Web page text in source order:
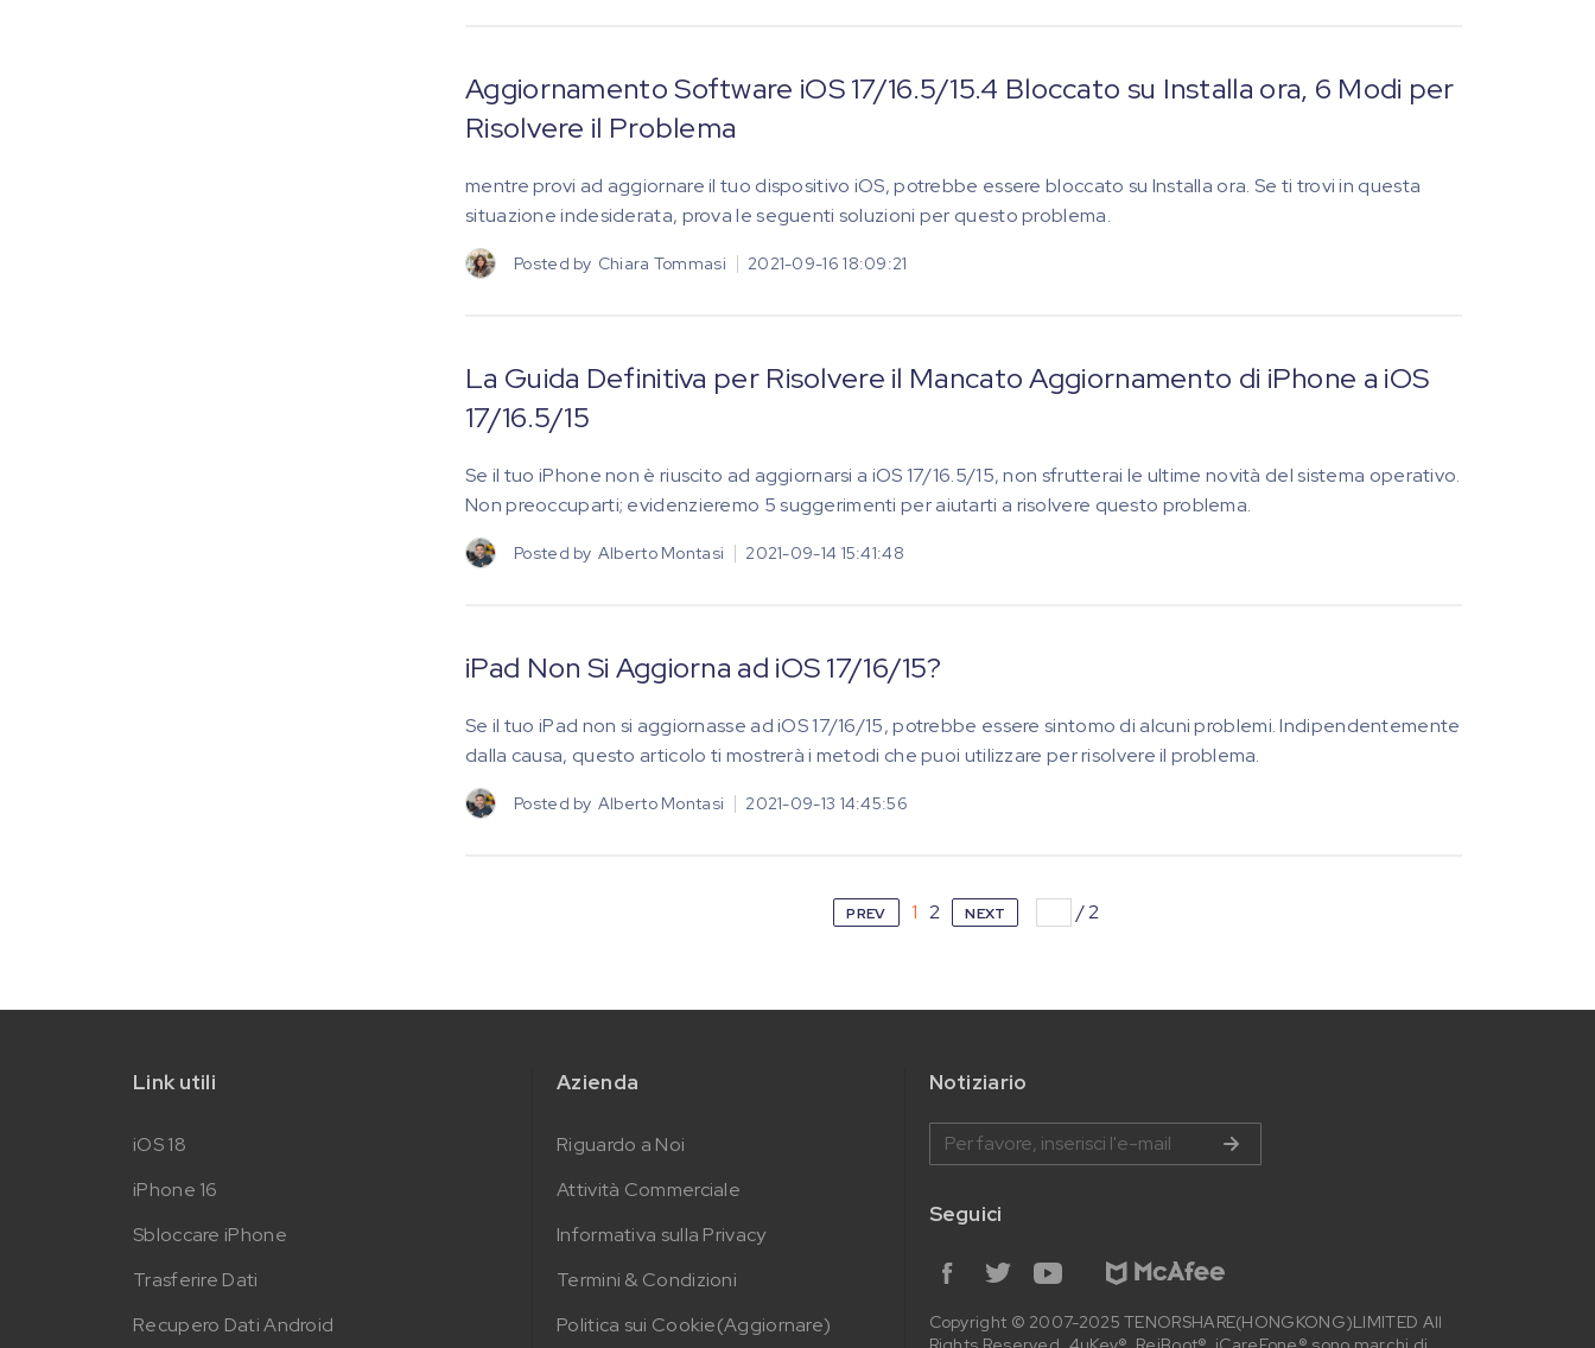
Aggiornamento Software iOS 17/16.5/15.4 Bloccato su Installa ora, 6 Modi per
Risolvere il Problema
mentre provi ad aggiornare il tuo dispositivo iOS, potrebbe essere bloccato su Installa ora. Se ti trovi in questa
situazione indesiderata, prova le seguenti soluzioni per questo problema.
Posted by Chiara Tommasi 2021-09-16 18:09:21
La Guida Definitiva per Risolvere il Mancato Aggiornamento di iPhone a iOS
17/16.5/15
Se il tuo iPhone non è riuscito ad aggiornarsi a iOS 17/16.5/15, non sfrutterai le ultime novità del sistema operativo.
Non preoccuparti; evidenzieremo 5 suggerimenti per aiutarti a risolvere questo problema.
Posted by Alberto Montasi 2021-09-14 15:41:48
iPad Non Si Aggiorna ad iOS 17/16/15?
Se il tuo iPad non si aggiornasse ad iOS 17/16/15, potrebbe essere sintomo di alcuni problemi. Indipendentemente
dalla causa, questo articolo ti mostrerà i metodi che puoi utilizzare per risolvere il problema.
Posted by Alberto Montasi 2021-09-13 14:45:56
PREV 1 2 NEXT /2
Link utili
iOS 18
iPhone 16
Sbloccare iPhone
Trasferire Dati
Recupero Dati Android
Azienda
Riguardo a Noi
Attività Commerciale
Informativa sulla Privacy
Termini & Condizioni
Politica sui Cookie(Aggiornare)
Notiziario
Seguici
Copyright © 2007-2025 TENORSHARE(HONGKONG)LIMITED All